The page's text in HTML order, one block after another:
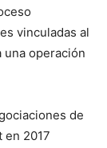
vinculadas al
operación
de
en 2017